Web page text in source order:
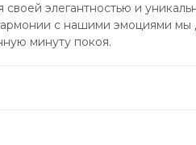
своей элегантностью и
с нашими эмоциями
минуту покоя.